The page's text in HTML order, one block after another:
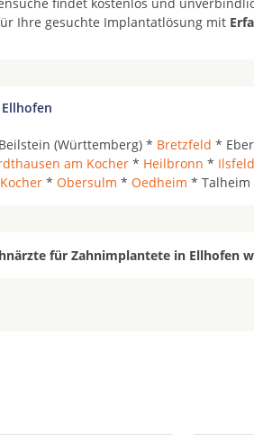
Ihre gesuchte Implantatlösung mit
(Württemberg) * Bretzfeld *
am Kocher * Heilbronn * Ilsfeld
* Obersulm * Oedheim * Talheim
für Zahnimplantete in Ellhofen